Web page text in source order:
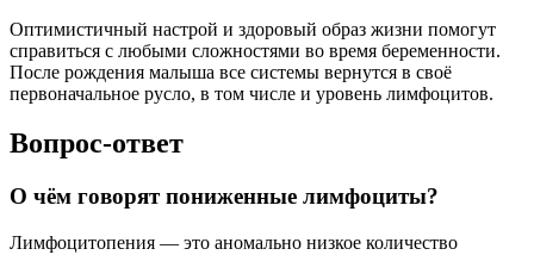
Оптимистичный настрой и здоровый образ жизни помогут
справиться с любыми сложностями во время беременности.
После рождения малыша все системы вернутся в своё
первоначальное русло, в том числе и уровень лимфоцитов.
Вопрос-ответ
О чём говорят пониженные лимфоциты?
Лимфоцитопения — это аномально низкое количество